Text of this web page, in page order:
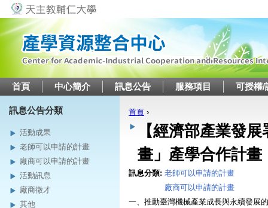
首頁 中心簡介 訊息公告 服務項目 可授權/
訊息公告分類
活動成果
老師可以申請的計畫
廠商可以申請的計畫
活動訊息
廠商徵才
其他
您在這裡
首頁 ›
【經濟部產業發
畫」產學合作計畫
訊息分類: 老師可以申請的計畫
廠商可以申請的計畫
一、推動臺灣機械產業成長與永續發展